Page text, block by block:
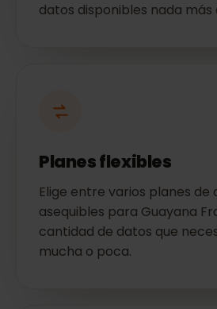
datos disponibles nada
Planes flexibles
Elige entre varios planes de
asequibles para Guayana
cantidad de datos que
mucha o poca.